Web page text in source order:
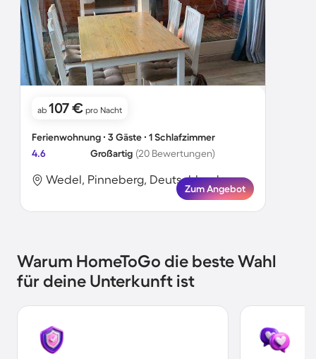
ab 107 € pro Nacht
Ferienwohnung ∙ 3 Gäste ∙ 1 Schlafzimmer
4.6
Großartig (20 Bewertungen)
Wedel, Pinneberg, Deutschland
Zum Angebot
Warum HomeToGo die beste Wahl
für deine Unterkunft ist